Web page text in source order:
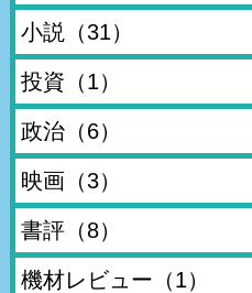
小説 （31）
投資 （1）
政治（6）
映画（3）
書評（8）
機材レビュー （1）